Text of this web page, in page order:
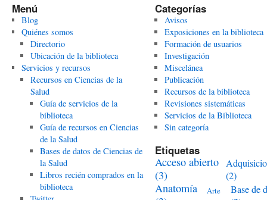
Menú
Blog
Quiénes somos
Directorio
Ubicación de la biblioteca
Servicios y recursos
Recursos en Ciencias de la
Salud
Guía de servicios de la
biblioteca
Guía de recursos en Ciencias
de la Salud
Bases de datos de Ciencias de
la Salud
Libros recién comprados en la
biblioteca
Categorías
Avisos
Exposiciones en la biblioteca
Formación de usuarios
Investigación
Miscelánea
Publicación
Recursos de la biblioteca
Revisiones sistemáticas
Servicios de la Biblioteca
Sin categoría
Etiquetas
Acceso abierto
(3)
(2)
Anatomía
Arte
Base de